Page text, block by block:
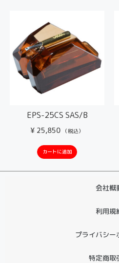
EPS-25CS SAS/B
¥ 25,850 （税込）
カートに追加
会社概
利用規
プライバシー
特定商取